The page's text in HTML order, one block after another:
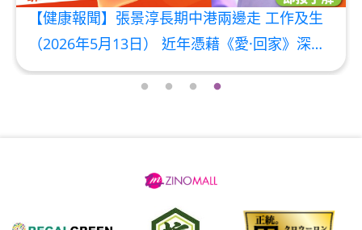
【健康報聞】張景淳長期中港兩邊走 工作及生
意繁重 驚揭肝指數超標！ 分享靠一個習慣回復（2026年5月13日） 近年憑藉《愛·回家》深受觀眾喜愛的藝人張景淳（Stanley），除了演藝事業忙碌，更積極開拓內地餐飲生意。然而，長期奔波於中港兩地的他，近日在訪問中分享健康報告時，驚爆肝指數一度亮起紅燈，超出標準! 忙出肝指數超標：大餐、捱夜、應酬飲酒傷害肝臟 張景淳坦言，自從展開中港兩邊走的生活後，作息極度不規律。他透露：「做生意難免要應酬飲酒，之前又好中意食大餐、高油高糖的飲食基本上是家常便飯；加上經常要通宵處理生意或拍劇，初初做生意時壓力亦比較大。」 其後在身體檢查中，張景淳發現自己